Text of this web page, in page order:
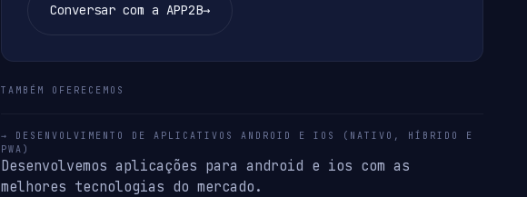
Conversar com a APP2B→
TAMBÉM OFERECEMOS
→ DESENVOLVIMENTO DE APLICATIVOS ANDROID E IOS (NATIVO, HÍBRIDO E
PWA)
Desenvolvemos aplicações para android e ios com as
melhores tecnologias do mercado.